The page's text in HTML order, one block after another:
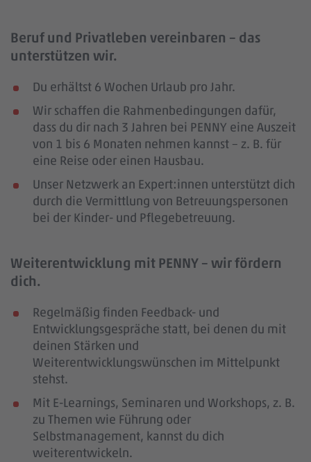
Beruf und Privatleben vereinbaren – das
unterstützen wir.
Du erhältst 6 Wochen Urlaub pro Jahr.
Wir schaffen die Rahmenbedingungen dafür,
dass du dir nach 3 Jahren bei PENNY eine Auszeit
von 1 bis 6 Monaten nehmen kannst – z. B. für
eine Reise oder einen Hausbau.
Unser Netzwerk an Expert:innen unterstützt dich
durch die Vermittlung von Betreuungspersonen
bei der Kinder- und Pflegebetreuung.
Weiterentwicklung mit PENNY – wir fördern
dich.
Regelmäßig finden Feedback- und
Entwicklungsgespräche statt, bei denen du mit
deinen Stärken und
Weiterentwicklungswünschen im Mittelpunkt
stehst.
Mit E-Learnings, Seminaren und Workshops, z. B.
zu Themen wie Führung oder
Selbstmanagement, kannst du dich
weiterentwickeln.